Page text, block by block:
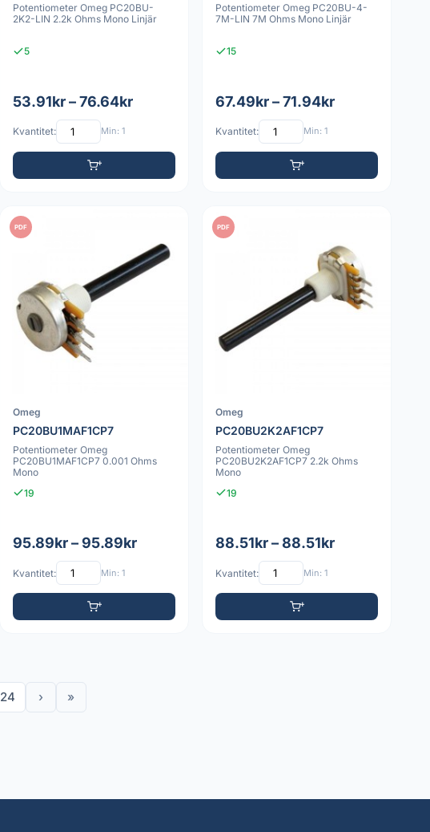
Potentiometer Omeg PC20BU-
2K2-LIN 2.2k Ohms Mono Linjär
5
53.91kr – 76.64kr
Kvantitet: Min: 1
Potentiometer Omeg PC20BU-4-
7M-LIN 7M Ohms Mono Linjär
15
67.49kr – 71.94kr
Kvantitet: Min: 1
PDF
Omeg
PC20BU1MAF1CP7
Potentiometer Omeg
PC20BU1MAF1CP7 0.001 Ohms
Mono
19
95.89kr – 95.89kr
Kvantitet: Min: 1
PDF
Omeg
PC20BU2K2AF1CP7
Potentiometer Omeg
PC20BU2K2AF1CP7 2.2k Ohms
Mono
19
88.51kr – 88.51kr
Kvantitet: Min: 1
24 › »